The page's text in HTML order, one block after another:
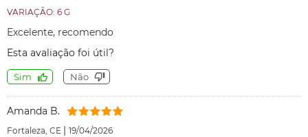
VARIAÇÃO: 6 G
Excelente, recomendo
Esta avaliação foi útil?
Sim Não
Amanda B.
Fortaleza, CE | 19/04/2026